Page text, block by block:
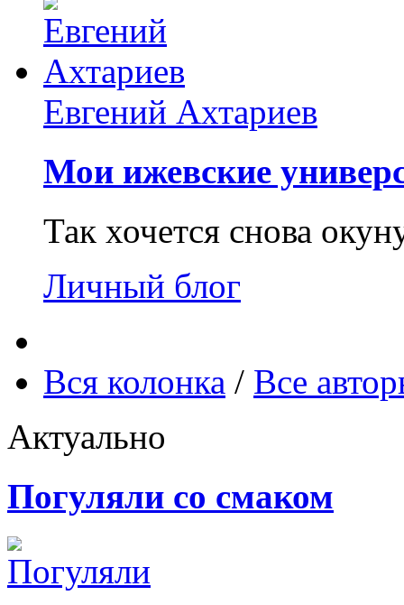
Евгений Ахтариев
Мои ижевские
Так хочется снова
Личный блог
Вся колонка / Все
Актуально
Погуляли со смаком